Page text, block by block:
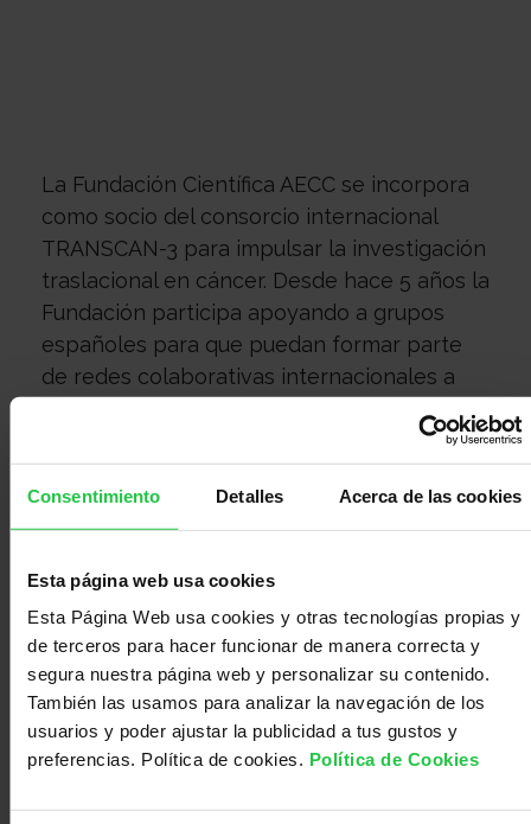
Consentimiento Detalles Acerca de las cookies
Esta página web usa cookies
Esta Página Web usa cookies y otras tecnologías propias y
de terceros para hacer funcionar de manera correcta y
segura nuestra página web y personalizar su contenido.
También las usamos para analizar la navegación de los
usuarios y poder ajustar la publicidad a tus gustos y
preferencias. Política de cookies. Política de Cookies
cancer
Trabaja
con
nosotros
Sala
de
prensa
Observatorio
Actualidad
Apoyo
psicológico
Atención
social
Orientación
La Fundación Científica AECC se incorpora
como socio del consorcio internacional
TRANSCAN-3 para impulsar la investigación
traslacional en cáncer. Desde hace 5 años la
Fundación participa apoyando a grupos
españoles para que puedan formar parte
de redes colaborativas internacionales a
TRANSCAN, pero ahora da un paso más
aportando su experiencia en la gestión de
proyectos e implicándose en la toma de
decisiones y tareas estratégicas para
promover el talento joven o involucrar a la
entre otras.
El trabajo en red y la colaboración
internacional es una de las líneas
estratégicas de la Fundación, motivo por el
que participa desde hace años en diversas
iniciativas y redes internacionales, como